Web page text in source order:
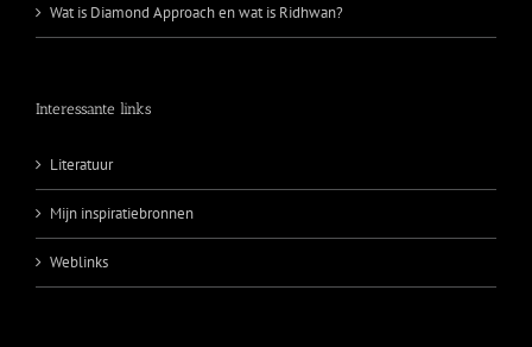
Wat is Diamond Approach en wat is Ridhwan?
Interessante links
Literatuur
Mijn inspiratiebronnen
Weblinks